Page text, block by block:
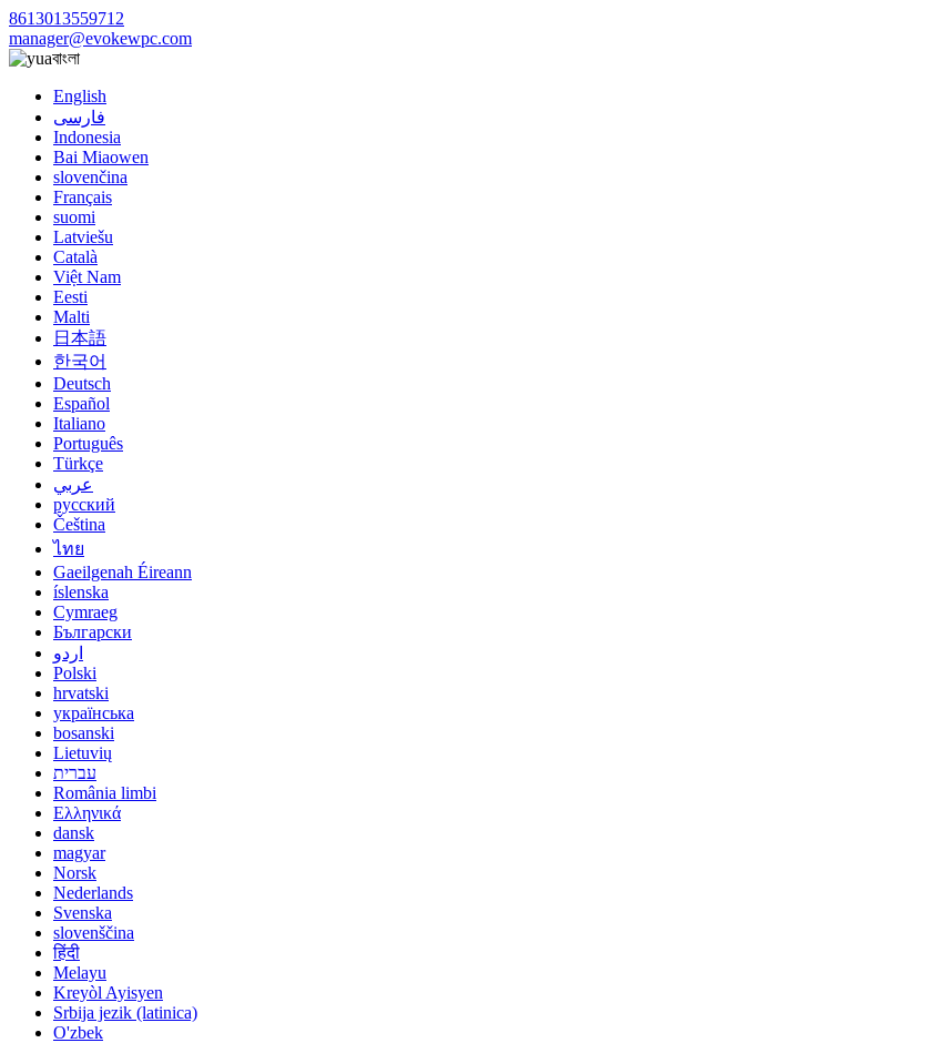
8613013559712
manager@evokewpc.com
বাংলা
English
فارسی
Indonesia
Bai Miaowen
slovenčina
Français
suomi
Latviešu
Català
Việt Nam
Eesti
Malti
日本語
한국어
Deutsch
Español
Italiano
Português
Türkçe
عربي
русский
Čeština
ไทย
Gaeilgenah Éireann
íslenska
Cymraeg
Български
اردو
Polski
hrvatski
українська
bosanski
Lietuvių
עברית
România limbi
Ελληνικά
dansk
magyar
Norsk
Nederlands
Svenska
slovenščina
हिंदी
Melayu
Kreyòl Ayisyen
Srbija jezik (latinica)
O'zbek